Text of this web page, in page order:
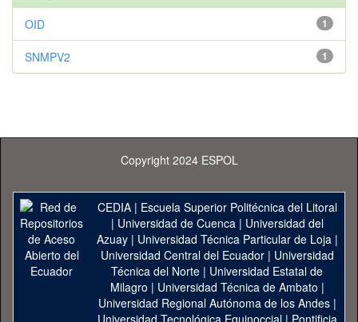
1
OID
1
SNMPV2
Copyright 2024 ESPOL
CEDIA| Escuela Superior Politécnica del Litoral
| Universidad de Cuenca| Universidad del
Azuay| Universidad Técnica Particular de Loja|
Universidad Central del Ecuador| Universidad
Técnica del Norte | Universidad Estatal de
Milagro | Universidad Técnica de Ambato |
Universidad Regional Autónoma de los Andes|
Universidad Tecnológica Equinoccial| Pontificia